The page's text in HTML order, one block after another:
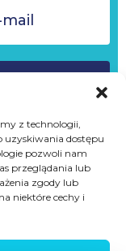
z technologii,
uzyskiwania dostępu
pozwoli nam
przeglądania lub
zgody lub
niektóre cechy i
Prywatnościoraz
marketingowych